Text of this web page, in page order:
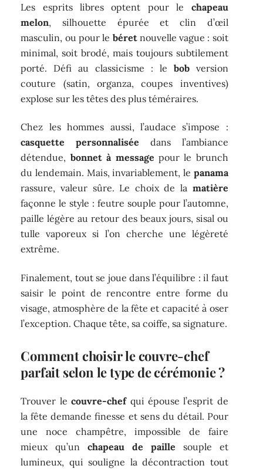
Les esprits libres optent pour le chapeau
melon, silhouette épurée et clin d’œil
masculin, ou pour le béretnouvelle vague : soit
minimal, soit brodé, mais toujours subtilement
porté. Défi au classicisme : le bobversion
couture (satin, organza, coupes inventives)
explose sur les têtes des plus téméraires.
Chez les hommes aussi, l’audace s’impose :
casquette personnalisée dans l’ambiance
détendue, bonnet à message pour le brunch
du lendemain. Mais, invariablement, le panama
rassure, valeur sûre. Le choix de la matière
façonne le style : feutre souple pour l’automne,
paille légère au retour des beaux jours, sisal ou
tulle vaporeux si l’on cherche une légèreté
extrême.
Finalement, tout se joue dans l’équilibre : il faut
saisir le point de rencontre entre forme du
visage, atmosphère de la fête et capacité à oser
l’exception. Chaque tête, sa coiffe, sa signature.
Comment choisir le couvre-chef
parfait selon le type de cérémonie ?
Trouver lecouvre-chefqui épouse l’esprit de
la fête demande finesse et sens du détail. Pour
une noce champêtre, impossible de faire
mieux qu’unchapeau de paille souple et
lumineux, qui souligne la décontraction tout